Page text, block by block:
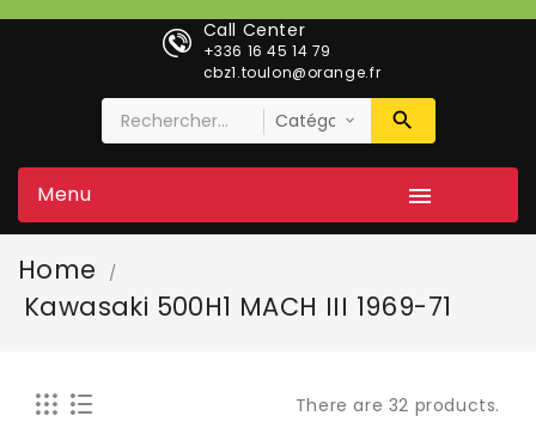
Call Center
+336 16 45 14 79
cbz1.toulon@orange.fr

Menu
Home
Kawasaki 500H1 MACH III 1969-71
There are 32 products.